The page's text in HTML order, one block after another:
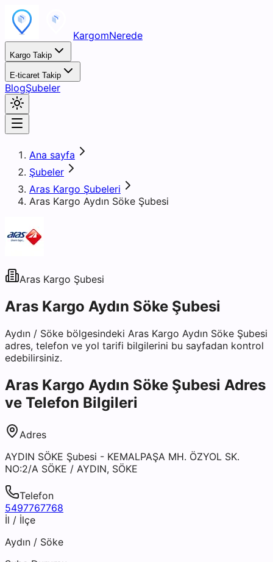
KargomNerede
Kargo Takip
E-ticaret Takip
BlogŞubeler
Ana sayfa
Şubeler
Aras Kargo Şubeleri
Aras Kargo Aydın Söke Şubesi
Aras Kargo Şubesi
Aras Kargo Aydın Söke Şubesi
Aydın / Söke bölgesindeki Aras Kargo Aydın Söke Şubesi
adres, telefon ve yol tarifi bilgilerini bu sayfadan kontrol
edebilirsiniz.
Aras Kargo Aydın Söke Şubesi Adres
ve Telefon Bilgileri
Adres
AYDIN SÖKE Şubesi - KEMALPAŞA MH. ÖZYOL SK.
NO:2/A SÖKE / AYDIN, SÖKE
Telefon
5497767768
İl / İlçe
Aydın / Söke